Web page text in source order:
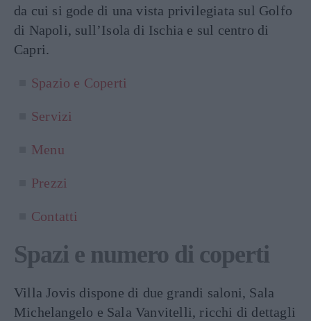
da cui si gode di una vista privilegiata sul Golfo
di Napoli, sull’Isola di Ischia e sul centro di
Capri.
Spazio e Coperti
Servizi
Menu
Prezzi
Contatti
Spazi e numero di coperti
Villa Jovis dispone di due grandi saloni, Sala
Michelangelo e Sala Vanvitelli, ricchi di dettagli